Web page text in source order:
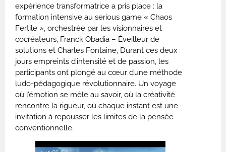
expérience transformatrice a pris place : la
formation intensive au serious game « Chaos
Fertile », orchestrée par les visionnaires et
cocréateurs, Franck Obadia – Éveilleur de
solutions et Charles Fontaine, Durant ces deux
jours empreints d’intensité et de passion, les
participants ont plongé au cœur d’une méthode
ludo-pédagogique révolutionnaire. Un voyage
où l’émotion se mêle au savoir, où la créativité
rencontre la rigueur, où chaque instant est une
invitation à repousser les limites de la pensée
conventionnelle.